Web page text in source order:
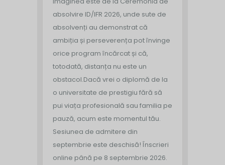
absolvire ID/IFR 2026, unde sute de
absolvenți au demonstrat că
ambiția și perseverența pot învinge
orice program încărcat și că,
totodată, distanța nu este un
obstacol.Dacă vrei o diplomă de la
o universitate de prestigiu fără să
pui viața profesională sau familia pe
pauză, acum este momentul tău.
Sesiunea de admitere din
septembrie este deschisă! Înscrieri
online până pe 8 septembrie 2026.